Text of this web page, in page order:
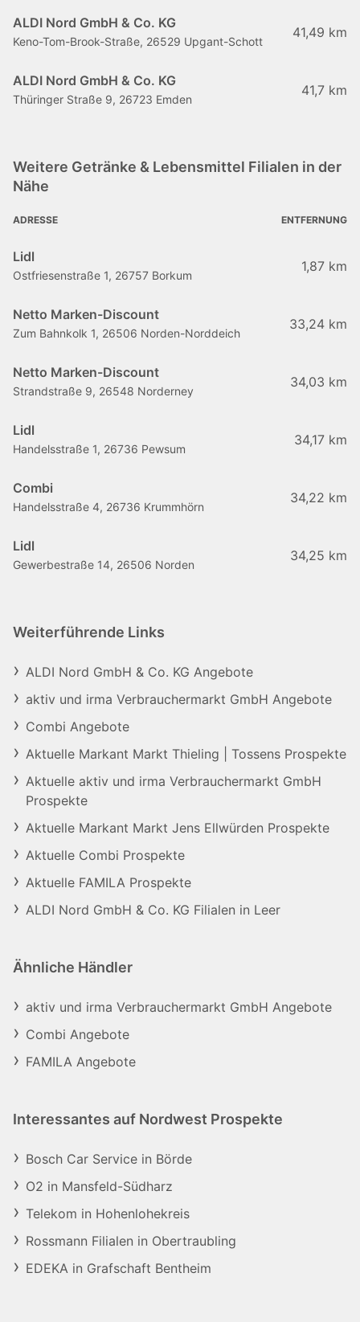
ALDI Nord GmbH & Co. KG
Keno-Tom-Brook-Straße, 26529 Upgant-Schott
41,49 km
ALDI Nord GmbH & Co. KG
Thüringer Straße 9, 26723 Emden
41,7 km
Weitere Getränke & Lebensmittel Filialen in der
Nähe
ADRESSE ENTFERNUNG
Lidl
Ostfriesenstraße 1, 26757 Borkum
1,87 km
Netto Marken-Discount
Zum Bahnkolk 1, 26506 Norden-Norddeich
33,24 km
Netto Marken-Discount
Strandstraße 9, 26548 Norderney
34,03 km
Lidl
Handelsstraße 1, 26736 Pewsum
34,17 km
Combi
Handelsstraße 4, 26736 Krummhörn
34,22 km
Lidl
Gewerbestraße 14, 26506 Norden
34,25 km
Weiterführende Links
ALDI Nord GmbH & Co. KG Angebote
aktiv und irma Verbrauchermarkt GmbH Angebote
Combi Angebote
Aktuelle Markant Markt Thieling | Tossens Prospekte
Aktuelle aktiv und irma Verbrauchermarkt GmbH
Prospekte
Aktuelle Markant Markt Jens Ellwürden Prospekte
Aktuelle Combi Prospekte
Aktuelle FAMILA Prospekte
ALDI Nord GmbH & Co. KG Filialen in Leer
Ähnliche Händler
aktiv und irma Verbrauchermarkt GmbH Angebote
Combi Angebote
FAMILA Angebote
Interessantes auf Nordwest Prospekte
Bosch Car Service in Börde
O2 in Mansfeld-Südharz
Telekom in Hohenlohekreis
Rossmann Filialen in Obertraubling
EDEKA in Grafschaft Bentheim